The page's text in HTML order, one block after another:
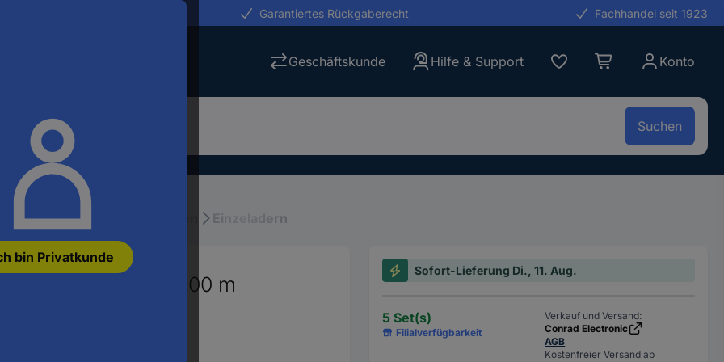
bin Privatkunde
Garantiertes Rückgaberecht Fachhandel seit 1923
Geschäftskunde Hilfe & Support Konto
Suchen
Einzeladern, Drähte, Litzen Einzeladern
0.50 mm² Orange 100 m
Sofort-Lieferung Di., 11. Aug.
5 Set(s)
Filialverfügbarkeit
Verkauf und Versand:
Conrad Electronic
AGB
Kostenfreier Versand ab